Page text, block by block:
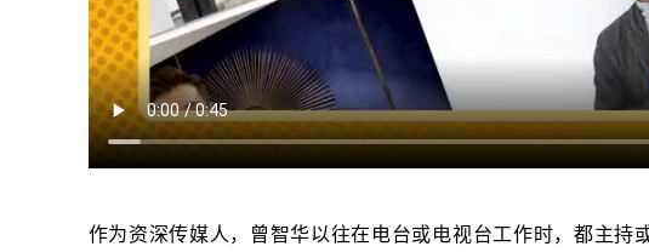
作为资深传媒人，曾智华以往在电台或电视台工作时，都主持